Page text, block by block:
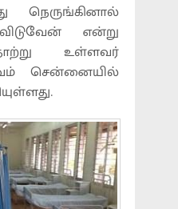
நெருங்கினால்
என்று
உள்ளவர்
சென்னையில்